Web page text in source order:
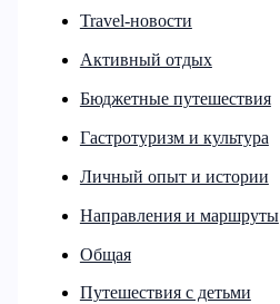
Travel-новости
Активный отдых
Бюджетные путешествия
Гастротуризм и культура
Личный опыт и истории
Направления и маршруты
Общая
Путешествия с детьми